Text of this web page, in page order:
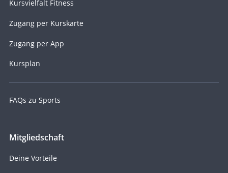
Kursvielfalt Fitness
Zugang per Kurskarte
Zugang per App
Kursplan
FAQs zu Sports
Mitgliedschaft
Deine Vorteile